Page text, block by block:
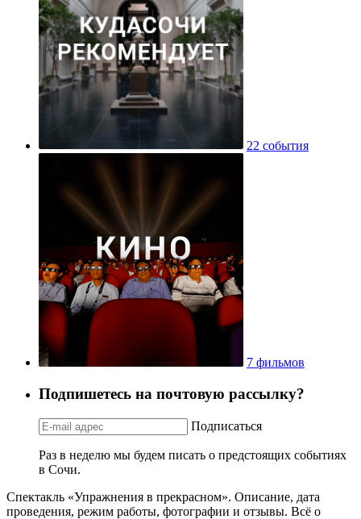
22 события
7 фильмов
Подпишетесь на почтовую рассылку?
Подписаться
Раз в неделю мы будем писать о предстоящих событиях
в Сочи.
Спектакль «Упражнения в прекрасном». Описание, дата
проведения, режим работы, фотографии и отзывы. Всё о